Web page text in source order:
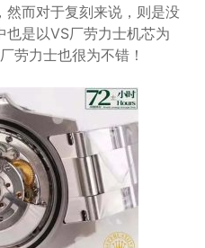
然而对于复刻来说，则是没
是以VS厂劳力士机芯为
劳力士也很为不错！